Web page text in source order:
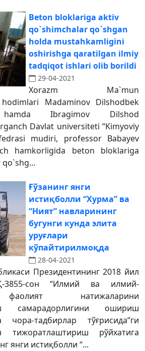
Beton bloklariga aktiv
qo`shimchalar qo`shgan
holda mustahkamligini
oshirishga qaratilgan ilmiy
tadqiqot ishlari olib borildi
29-04-2021
Xorazm Ma`mun
Madaminov Dilshodbek
hamda Ibragimov Dilshod
Davlat universiteti “Kimyoviy
mudiri, professor Babayev
hamkorligida beton bloklariga
Ғўзанинг янги
истиқболли “Хурма” ва
“Ният” навларининг
бугунги кунда элита
уруғлари
кўпайтирилмоқда
28-04-2021
Президентининг 2018 йил
сон “Илмий ва илмий-
натижаларини
самарадорлигини ошириш
тадбирлар тўғрисида”ги
тижоратлаштириш рўйхатига
янги истиқболли “...